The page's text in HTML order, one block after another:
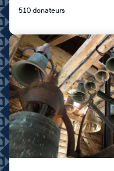
510 donateurs